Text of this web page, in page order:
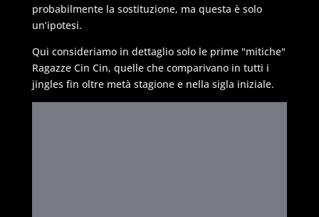
probabilmente la sostituzione, ma questa è solo
un’ipotesi.
Qui consideriamo in dettaglio solo le prime "mitiche"
Ragazze Cin Cin, quelle che comparivano in tutti i
jingles fin oltre metà stagione e nella sigla iniziale.